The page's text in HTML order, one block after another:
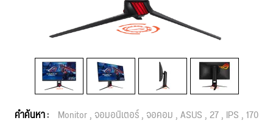
คำค้นหา : Monitor จอมอนิเตอร์ จอคอม ASUS 27 IPS 170